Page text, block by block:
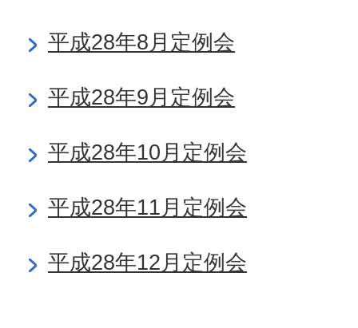
平成28年8月定例会
平成28年9月定例会
平成28年10月定例会
平成28年11月定例会
平成28年12月定例会